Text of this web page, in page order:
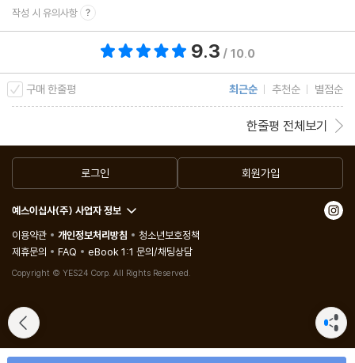
제1장 정의와 불의
제2장 미덕 전체로서 정의, 일부 미덕으로서 정의
제3장 분배 정의
제4장 바로잡는 정의
제7장 자연적 정의와 법적 정의
제8장 자발성과 비자발성
제9장 자발적으로 당하는 불의의 문제
제10장 법적 정의를 바로잡아주는 공정함
제11장 자신에게 불의를 행함이 가능한가
제6권 지적 미덕
제1장 바른 이성
작성 시 유의사항
9.3 / 10.0
구매 한줄평 최근순 추천순 별점순
한줄평 전체보기
로그인 회원가입
예스이십사(주) 사업자 정보
이용약관
개인정보처리방침
청소년보호정책
제휴문의
FAQ eBook 1:1 문의/채팅상담
Copyright © YES24 Corp. All Rights Reserved.